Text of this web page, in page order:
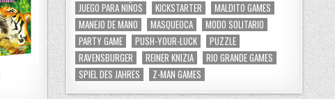
JUEGO PARA NIÑOS
KICKSTARTER
MALDITO GAMES
MANEJO DE MANO
MASQUEOCA
MODO SOLITARIO
PARTY GAME
PUSH-YOUR-LUCK
PUZZLE
RAVENSBURGER
REINER KNIZIA
RIO GRANDE GAMES
SPIEL DES JAHRES
Z-MAN GAMES